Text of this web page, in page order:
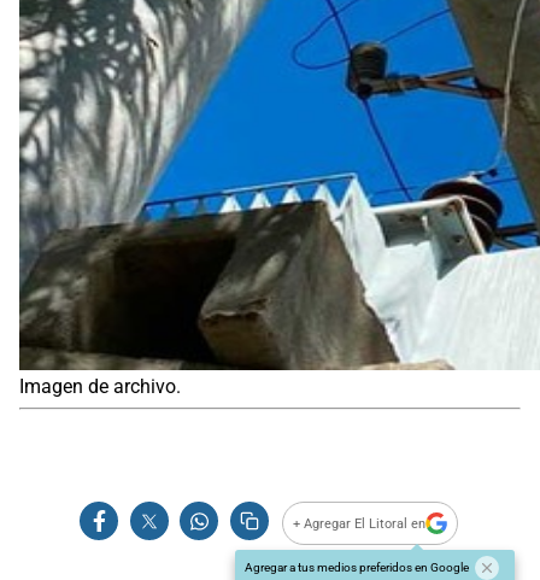
Imagen de archivo.
+ Agregar El Litoral en
Agregar a tus medios preferidos en Google